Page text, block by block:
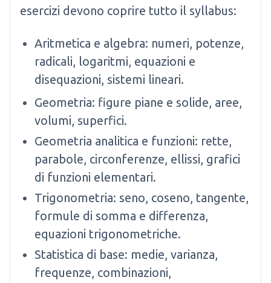
esercizi devono coprire tutto il syllabus:
Aritmetica e algebra: numeri, potenze,
radicali, logaritmi, equazioni e
disequazioni, sistemi lineari.
Geometria: figure piane e solide, aree,
volumi, superfici.
Geometria analitica e funzioni: rette,
parabole, circonferenze, ellissi, grafici
di funzioni elementari.
Trigonometria: seno, coseno, tangente,
formule di somma e differenza,
equazioni trigonometriche.
Statistica di base: medie, varianza,
frequenze, combinazioni,